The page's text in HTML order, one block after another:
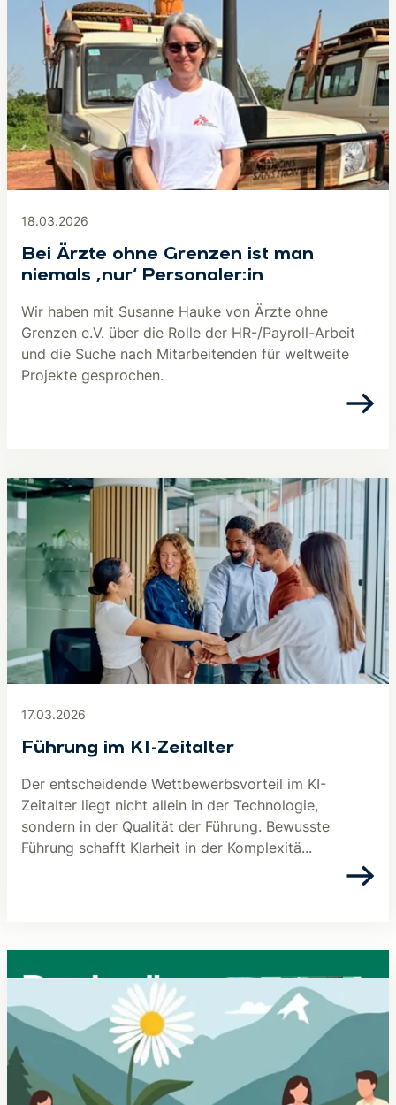
18.03.2026
Bei Ärzte ohne Grenzen ist man
niemals ‚nur‘ Personaler:in
Wir haben mit Susanne Hauke von Ärzte ohne
Grenzen e.V. über die Rolle der HR-/Payroll-Arbeit
und die Suche nach Mitarbeitenden für weltweite
Projekte gesprochen.
17.03.2026
Führung im KI-Zeitalter
Der entscheidende Wettbewerbsvorteil im KI-
Zeitalter liegt nicht allein in der Technologie,
sondern in der Qualität der Führung. Bewusste
Führung schafft Klarheit in der Komplexitä...